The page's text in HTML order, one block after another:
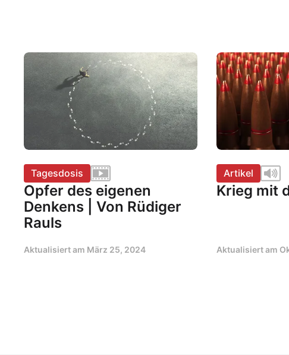
Tagesdosis
Opfer des eigenen
Denkens | Von Rüdiger
Rauls
Aktualisiert am März 25, 2024
Artikel
Krieg mit
Aktualisiert am